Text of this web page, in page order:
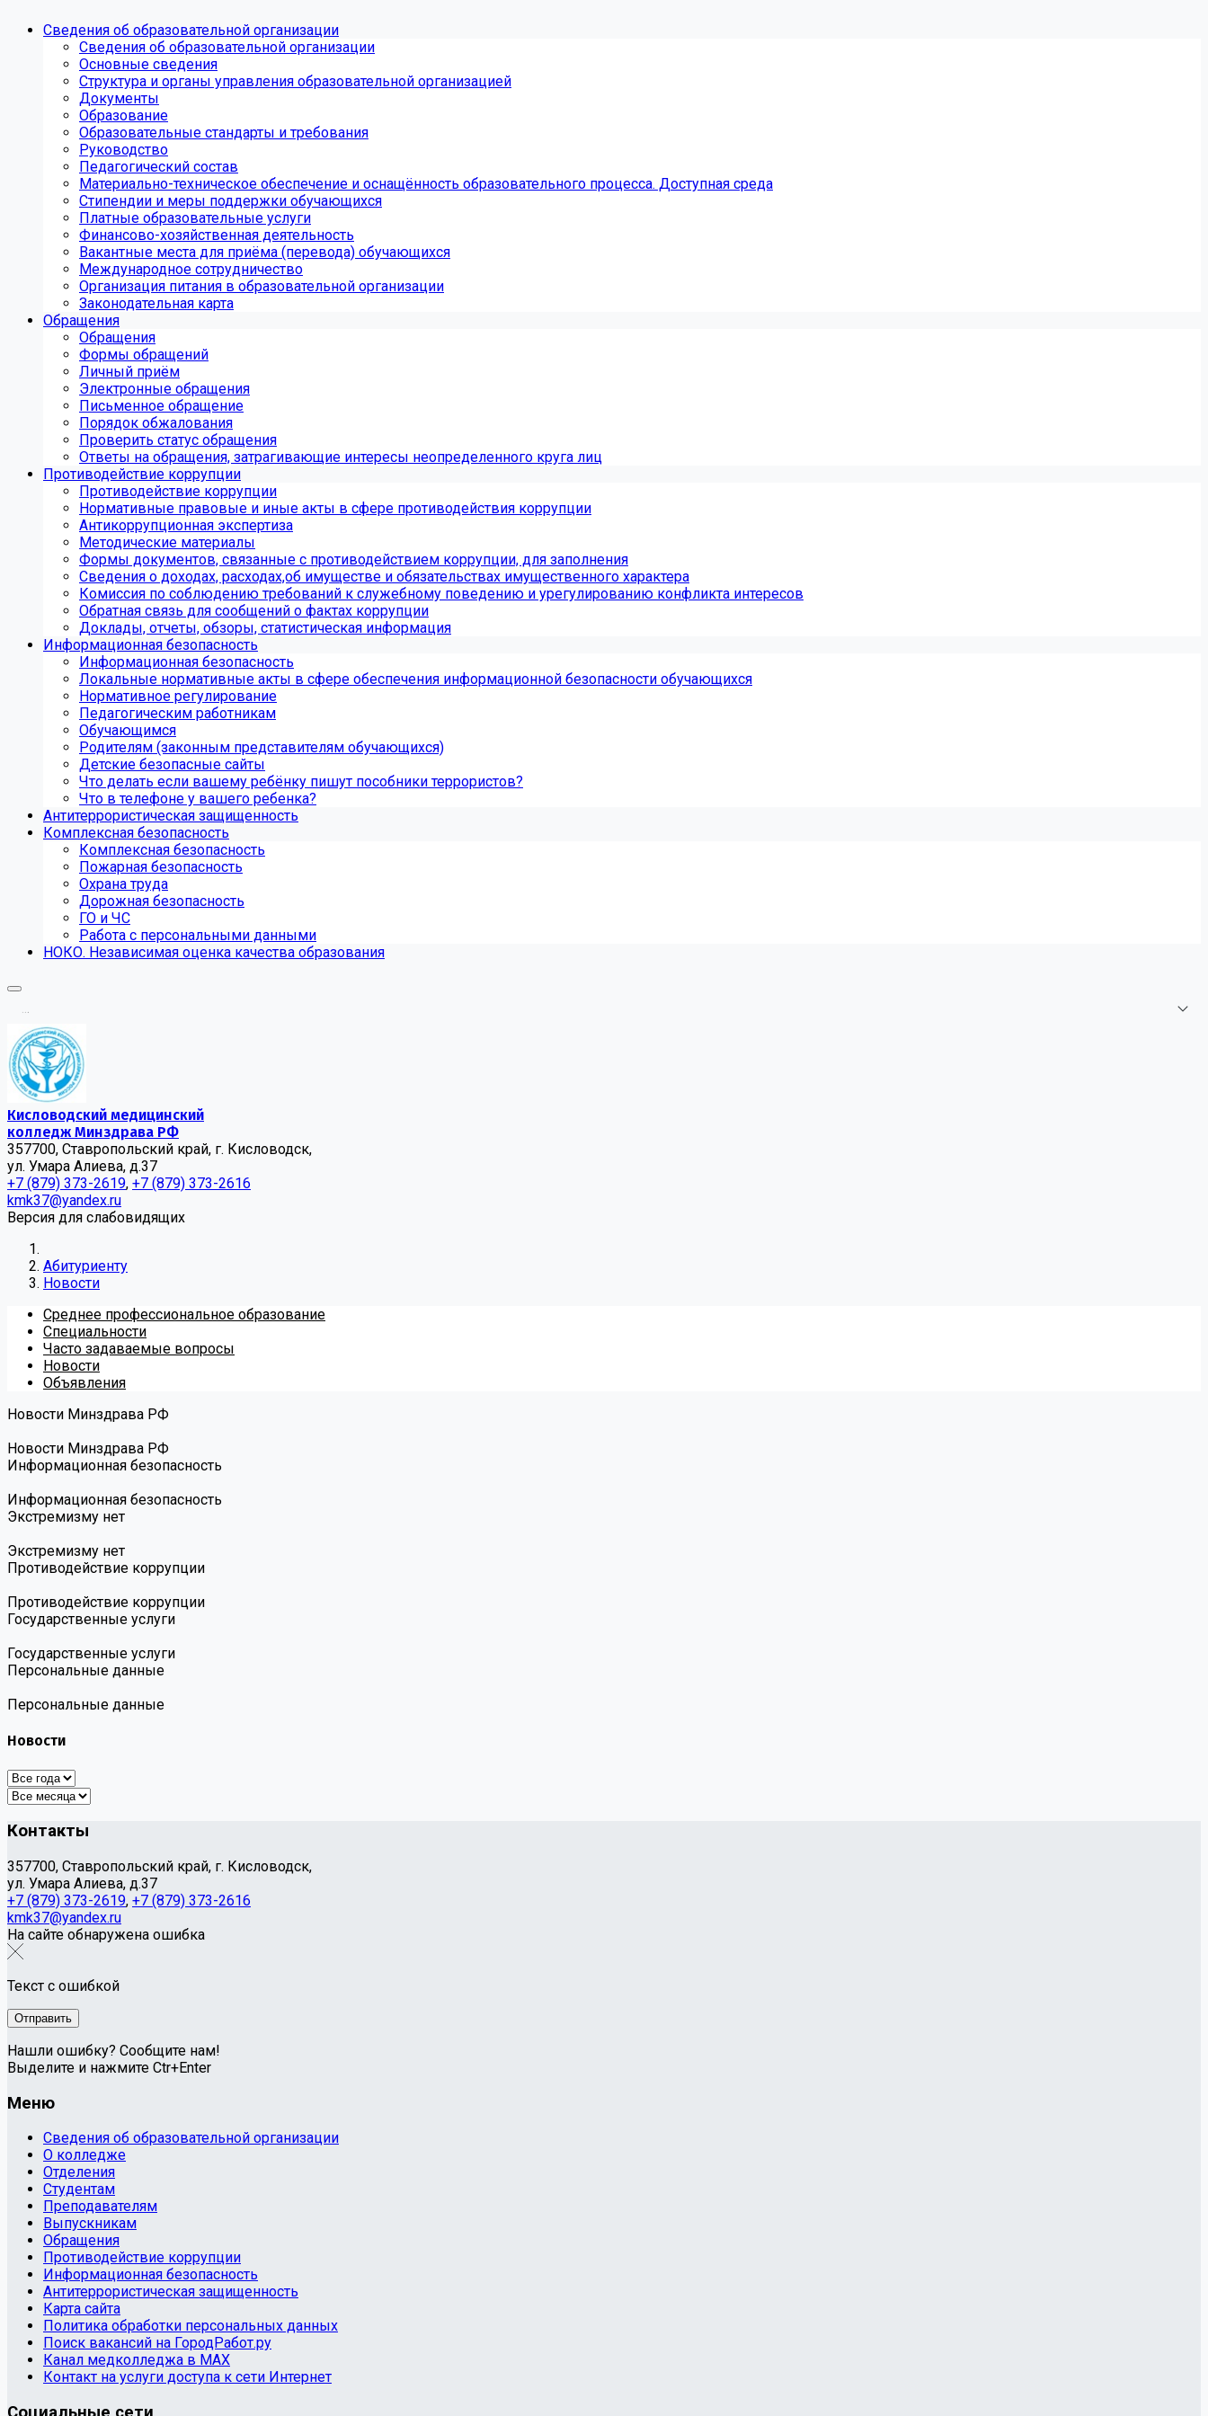
Сведения об образовательной организации
Сведения об образовательной организации
Основные сведения
Структура и органы управления образовательной организацией
Документы
Образование
Образовательные стандарты и требования
Руководство
Педагогический состав
Материально-техническое обеспечение и оснащённость образовательного процесса. Доступная среда
Стипендии и меры поддержки обучающихся
Платные образовательные услуги
Финансово-хозяйственная деятельность
Вакантные места для приёма (перевода) обучающихся
Международное сотрудничество
Организация питания в образовательной организации
Законодательная карта
Обращения
Обращения
Формы обращений
Личный приём
Электронные обращения
Письменное обращение
Порядок обжалования
Проверить статус обращения
Ответы на обращения, затрагивающие интересы неопределенного круга лиц
Противодействие коррупции
Противодействие коррупции
Нормативные правовые и иные акты в сфере противодействия коррупции
Антикоррупционная экспертиза
Методические материалы
Формы документов, связанные с противодействием коррупции, для заполнения
Сведения о доходах, расходах,об имуществе и обязательствах имущественного характера
Комиссия по соблюдению требований к служебному поведению и урегулированию конфликта интересов
Обратная связь для сообщений о фактах коррупции
Доклады, отчеты, обзоры, статистическая информация
Информационная безопасность
Информационная безопасность
Локальные нормативные акты в сфере обеспечения информационной безопасности обучающихся
Нормативное регулирование
Педагогическим работникам
Обучающимся
Родителям (законным представителям обучающихся)
Детские безопасные сайты
Что делать если вашему ребёнку пишут пособники террористов?
Что в телефоне у вашего ребенка?
Антитеррористическая защищенность
Комплексная безопасность
Комплексная безопасность
Пожарная безопасность
Охрана труда
Дорожная безопасность
ГО и ЧС
Работа с персональными данными
НОКО. Независимая оценка качества образования
...
Кисловодский медицинский
колледж Минздрава РФ
357700, Ставропольский край, г. Кисловодск,
ул. Умара Алиева, д.37
+7 (879) 373-2619, +7 (879) 373-2616
kmk37@yandex.ru
Версия для слабовидящих
Абитуриенту
Новости
Среднее профессиональное образование
Специальности
Часто задаваемые вопросы
Новости
Объявления
Новости Минздрава РФ
Новости Минздрава РФ
Информационная безопасность
Информационная безопасность
Экстремизму нет
Экстремизму нет
Противодействие коррупции
Противодействие коррупции
Государственные услуги
Государственные услуги
Персональные данные
Персональные данные
Новости
Контакты
357700, Ставропольский край, г. Кисловодск,
ул. Умара Алиева, д.37
+7 (879) 373-2619, +7 (879) 373-2616
kmk37@yandex.ru
На сайте обнаружена ошибка
Текст с ошибкой
Нашли ошибку? Сообщите нам!
Выделите и нажмите Ctr+Enter
Меню
Сведения об образовательной организации
О колледже
Отделения
Студентам
Преподавателям
Выпускникам
Обращения
Противодействие коррупции
Информационная безопасность
Антитеррористическая защищенность
Карта сайта
Политика обработки персональных данных
Поиск вакансий на ГородРабот.ру
Канал медколледжа в MAX
Контакт на услуги доступа к сети Интернет